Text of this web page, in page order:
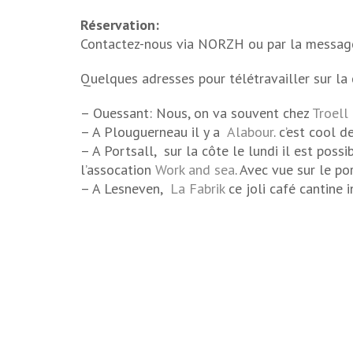
Réservation:
Contactez-nous via NORZH ou par la
Quelques adresses pour télétravailler sur
– Ouessant: Nous, on va souvent chez Troell
– A Plouguerneau il y a Alabour. c’est cool
– A Portsall, sur la côte le lundi il est
l’assocation Work and sea. Avec vue sur le
– A Lesneven, La Fabrikce joli café cantine